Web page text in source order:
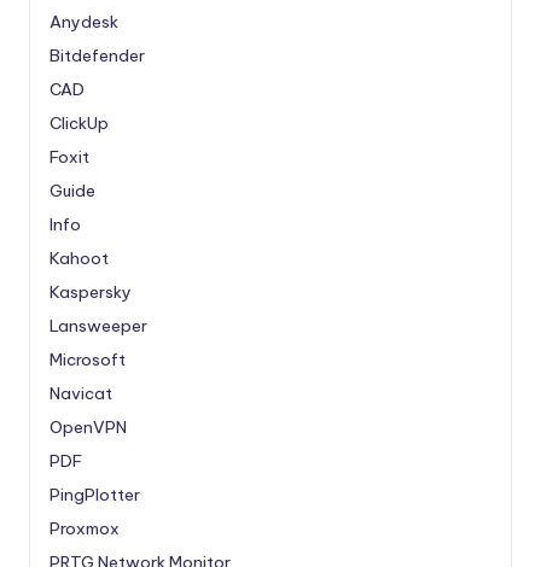
Anydesk
Bitdefender
CAD
ClickUp
Foxit
Guide
Info
Kahoot
Kaspersky
Lansweeper
Microsoft
Navicat
OpenVPN
PDF
PingPlotter
Proxmox